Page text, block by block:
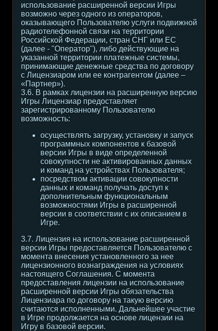
использование расширенной версии Игры
возможно через одного из операторов,
оказывающего Пользователю услуги подвижной
радиотелефонной связи на территории
Российской Федерации, стран СНГ или ЕС
(далее - "Оператор"), либо действующие на
указанной территории платежные системы,
принимающие денежные средства по договору
с Лицензиаром или ее контрагентом (далее –
«Партнер»).
3.6. В рамках лицензии на расширенную версию
Игры Лицензиар предоставляет
зарегистрированному Пользователю
возможность:
осуществлять загрузку, установку и запуск
программных компонентов к базовой
версии Игры в виде определенной
совокупности не активированных данных
и команд на устройствах Пользователя;
посредством активации совокупности
данных и команд получать доступ к
дополнительным функциональным
возможностями Игры в расширенной
версии в соответствии с их описанием в
Игре.
3.7. Лицензия на использование расширенной
версии Игры предоставляется Пользователю с
момента внесения установленного за нее
лицензионного вознаграждения на условиях
настоящего Соглашения. С момента
предоставления лицензии на использование
расширенной версии Игры обязательства
Лицензиара по договору на такую версию
считаются исполненными. Дальнейшее участие
в Игре продолжается на основе лицензии на
Игру в базовой версии.